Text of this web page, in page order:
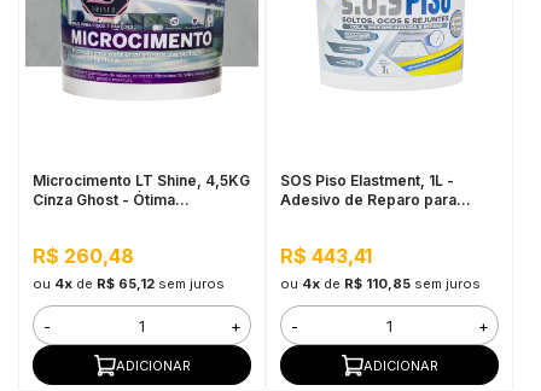
Microcimento LT Shine, 4,5KG
Cinza Ghost - Ótima
R$ 260,48
ou 4xde R$ 65,12 sem juros
- +
ADICIONAR
SOS Piso Elastment, 1L -
Adesivo de Reparo para
R$ 443,41
ou 4xde R$ 110,85 sem juros
- +
ADICIONAR